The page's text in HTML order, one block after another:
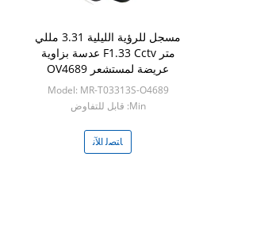
مسجل للرؤية الليلية 3.31 مللي
متر F1.33 Cctv عدسة بزاوية
عريضة لمستشعر OV4689
Model: MR-T03313S-O4689
Min: قابل للتفاوض
ﺎﺘﺼﻟ ﺍﻶﻧ